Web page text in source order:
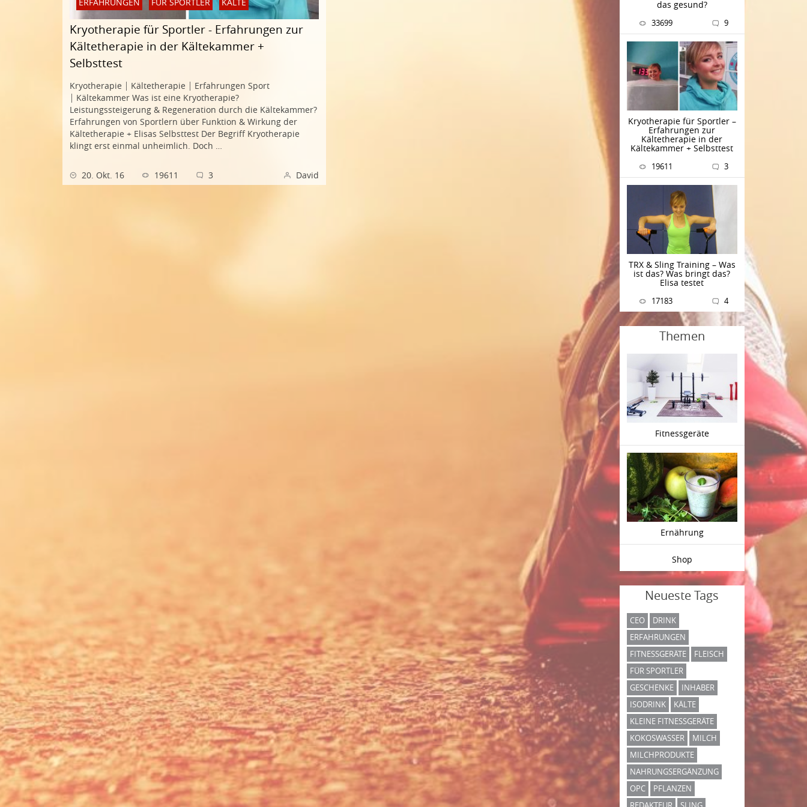
Kryotherapie für Sportler - Erfahrungen zur
Kältetherapie in der Kältekammer +
Selbsttest
Kryotherapie │ Kältetherapie │ Erfahrungen Sport
│ Kältekammer Was ist eine Kryotherapie?
Leistungssteigerung & Regeneration durch die Kältekammer?
Erfahrungen von Sportlern über Funktion & Wirkung der
Kältetherapie + Elisas Selbsttest Der Begriff Kryotherapie
klingt erst einmal unheimlich. Doch …
20. Okt. 16 19611 3 David
das gesund?
33699 9
Kryotherapie für Sportler –
Erfahrungen zur
Kältetherapie in der
Kältekammer + Selbsttest
19611 3
TRX & Sling Training – Was
ist das? Was bringt das?
Elisa testet
17183 4
Themen
Fitnessgeräte
Ernährung
Shop
Neueste Tags
CEO
DRINK
ERFAHRUNGEN
FITNESSGERÄTE
FLEISCH
FÜR SPORTLER
GESCHENKE
INHABER
ISODRINK
KÄLTE
KLEINE FITNESSGERÄTE
KOKOSWASSER
MILCH
MILCHPRODUKTE
NAHRUNGSERGÄNZUNG
OPC
PFLANZEN